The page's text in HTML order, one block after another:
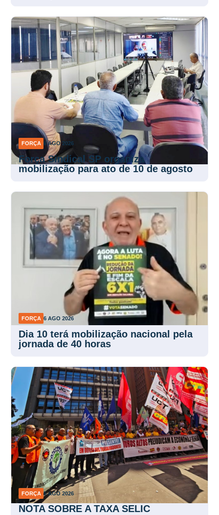
FORÇA 6 AGO 2026
Força Sindical SP organiza
mobilização para ato de 10 de agosto
FORÇA 6 AGO 2026
Dia 10 terá mobilização nacional pela
jornada de 40 horas
FORÇA 5 AGO 2026
NOTA SOBRE A TAXA SELIC